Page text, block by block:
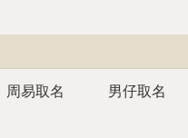
周易取名
男仔取名